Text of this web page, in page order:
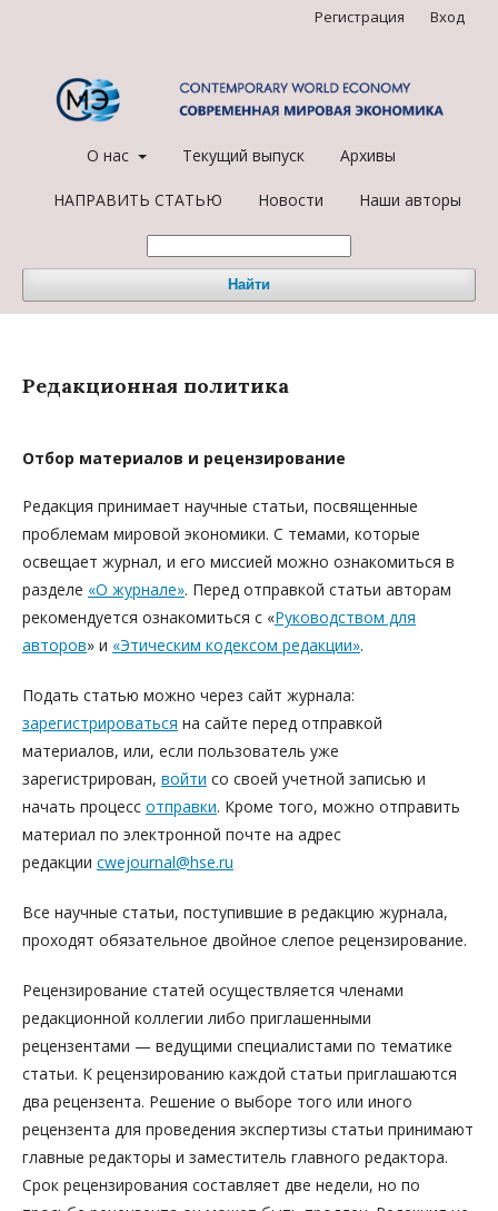
О нас Текущий выпуск Архивы
НАПРАВИТЬ СТАТЬЮ Новости Наши авторы
Найти
Регистрация Вход
Редакционная политика
Отбор материалов и рецензирование
Редакция принимает научные статьи, посвященные
проблемам мировой экономики. С темами, которые
освещает журнал, и его миссией можно ознакомиться в
разделе «О журнале». Перед отправкой статьи авторам
рекомендуется ознакомиться с «Руководством для
авторов» и «Этическим кодексом редакции».
Подать статью можно через сайт журнала:
зарегистрироваться на сайте перед отправкой
материалов, или, если пользователь уже
зарегистрирован, войти со своей учетной записью и
начать процесс отправки. Кроме того, можно отправить
материал по электронной почте на адрес
редакции cwejournal@hse.ru
Все научные статьи, поступившие в редакцию журнала,
проходят обязательное двойное слепое рецензирование.
Рецензирование статей осуществляется членами
редакционной коллегии либо приглашенными
рецензентами — ведущими специалистами по тематике
статьи. К рецензированию каждой статьи приглашаются
два рецензента. Решение о выборе того или иного
рецензента для проведения экспертизы статьи принимают
главные редакторы и заместитель главного редактора.
Срок рецензирования составляет две недели, но по